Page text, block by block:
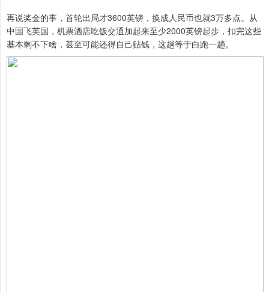
再说奖金的事，首轮出局才3600英镑，换成人民币也就3万多点。从
中国飞英国，机票酒店吃饭交通加起来至少2000英镑起步，扣完这些
基本剩不下啥，甚至可能还得自己贴钱，这趟等于白跑一趟。